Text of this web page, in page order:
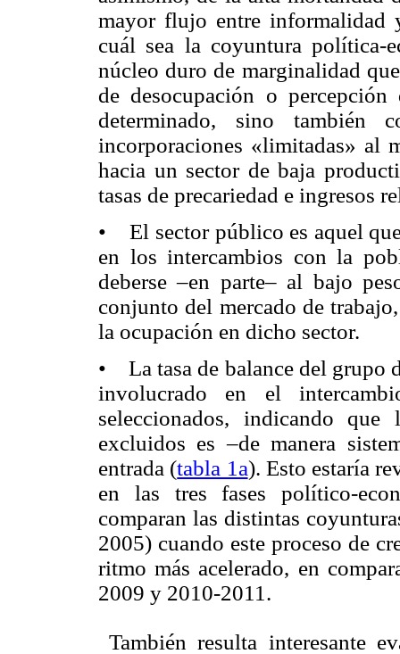
mayor flujo entre informalidad
cuál sea la coyuntura política-
núcleo duro de marginalidad
de desocupación o
determinado, sino también
incorporaciones «limitadas» al
hacia un sector de baja
tasas de precariedad e ingresos
• El sector público es aquel
en los intercambios con la
deberse –en parte– al bajo
conjunto del mercado de
la ocupación en dicho sector.
• La tasa de balance del grupo
involucrado en el
seleccionados, indicando
excluidos es –de manera
entrada (tabla 1a). Esto estaría
en las tres fases político-
comparan las distintas
2005) cuando este proceso de
ritmo más acelerado, en
2009 y 2010-2011.
También resulta interesante